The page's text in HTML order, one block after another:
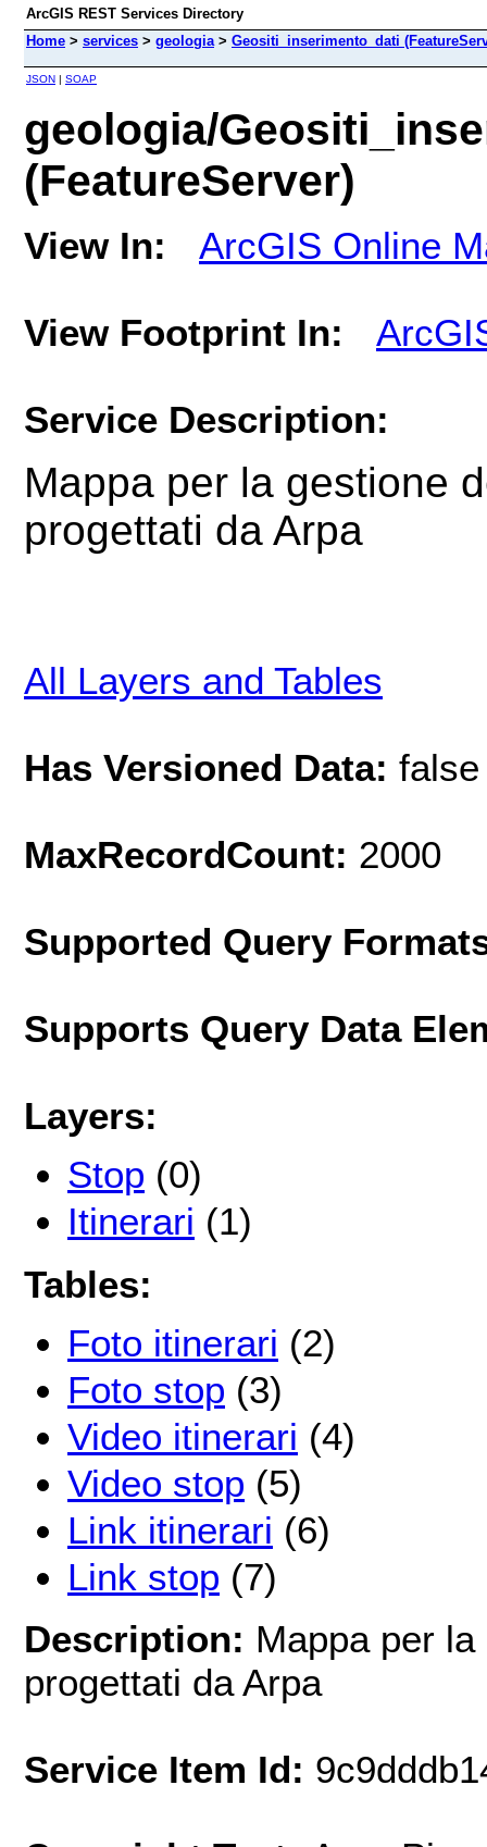
ArcGIS REST Services Directory
Home > services > geologia> Geositi_inserimento_dati
JSON | SOAP
geologia/
(FeatureServer)
View In: ArcGIS Online
View Footprint In:
Service Description:
Mappa per la gestione
progettati da Arpa
All Layers and Tables
Has Versioned Data: false
MaxRecordCount: 2000
Supported Query
Supports Query Data
Layers:
Stop (0)
Itinerari (1)
Tables:
Foto itinerari (2)
Foto stop (3)
Video itinerari (4)
Video stop (5)
Link itinerari (6)
Link stop (7)
Description: Mappa per
progettati da Arpa
Service Item Id: